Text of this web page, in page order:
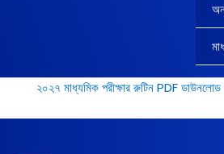
২০২৭ মাধ্যমিক পরীক্ষার রুটিন PDF ডাউনলোড